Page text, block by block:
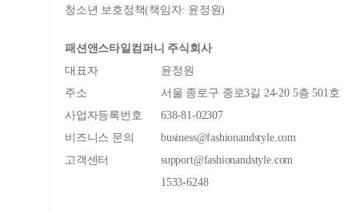
청소년 보호정책(책임자: 윤정원)
패션앤스타일컴퍼니 주식회사
대표자
윤정원
주소
서울 종로구 종로3길 24-20 5층 501호
사업자등록번호
638-81-02307
비즈니스 문의
business@fashionandstyle.com
고객센터
support@fashionandstyle.com
1533-6248